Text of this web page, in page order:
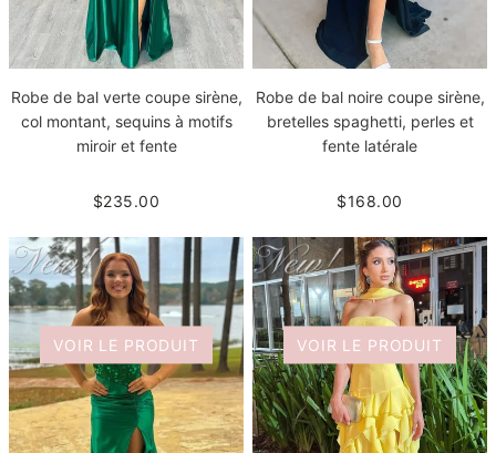
Robe de bal verte coupe sirène,
col montant, sequins à motifs
miroir et fente
$235.00
Robe de bal noire coupe sirène,
bretelles spaghetti, perles et
fente latérale
$168.00
VOIR LE PRODUIT VOIR LE PRODUIT